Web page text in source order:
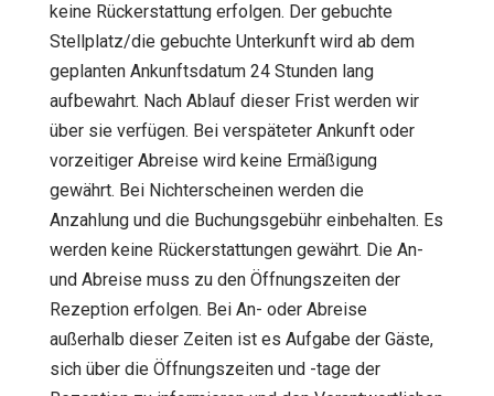
keine Rückerstattung erfolgen. Der gebuchte
Stellplatz/die gebuchte Unterkunft wird ab dem
geplanten Ankunftsdatum 24 Stunden lang
aufbewahrt. Nach Ablauf dieser Frist werden wir
über sie verfügen. Bei verspäteter Ankunft oder
vorzeitiger Abreise wird keine Ermäßigung
gewährt. Bei Nichterscheinen werden die
Anzahlung und die Buchungsgebühr einbehalten. Es
werden keine Rückerstattungen gewährt. Die An-
und Abreise muss zu den Öffnungszeiten der
Rezeption erfolgen. Bei An- oder Abreise
außerhalb dieser Zeiten ist es Aufgabe der Gäste,
sich über die Öffnungszeiten und -tage der